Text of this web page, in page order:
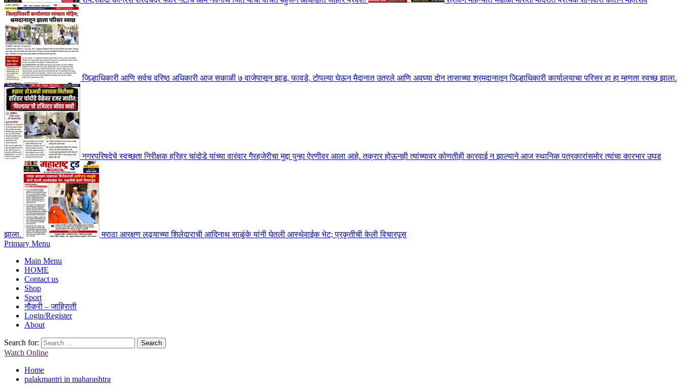
जिल्हाधिकारी आणि सर्वच वरिष्ठ अधिकारी आज सकाळी ७ वाजेपासून झाडू, फावडे, टोपल्या घेऊन मैदानात उतरले आणि अवघ्या दोन तासाच्या श्रमदानातून जिल्हाधिकारी कार्यालयाचा परिसर हा हा म्हणता स्वच्छ झाला.
नगरपरिषदेचे स्वच्छता निरीक्षक हरिहर चांदोडे यांच्या वारंवार गैरहजेरीचा मुद्दा पुन्हा ऐरणीवर आला आहे. तक्रार होऊनही त्यांच्यावर कोणतीही कारवाई न झाल्याने आज स्थानिक पत्रकारांसमोर त्यांचा कारभार उघड
झाला.
मराठा आरक्षण लढ्याच्या शिलेदाराची आदिनाथ साळुंके यांनी घेतली आस्थेवाईक भेट; प्रकृतीची केली विचारपूस
Primary Menu
Main Menu
HOME
Contact us
Shop
Sport
नौकरी – जाहिराती
Login/Register
About
Search for:
Watch Online
Home
palakmantri in maharashtra